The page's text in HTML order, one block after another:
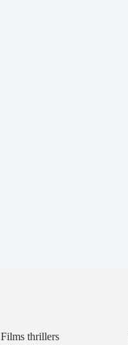
Films thrillers